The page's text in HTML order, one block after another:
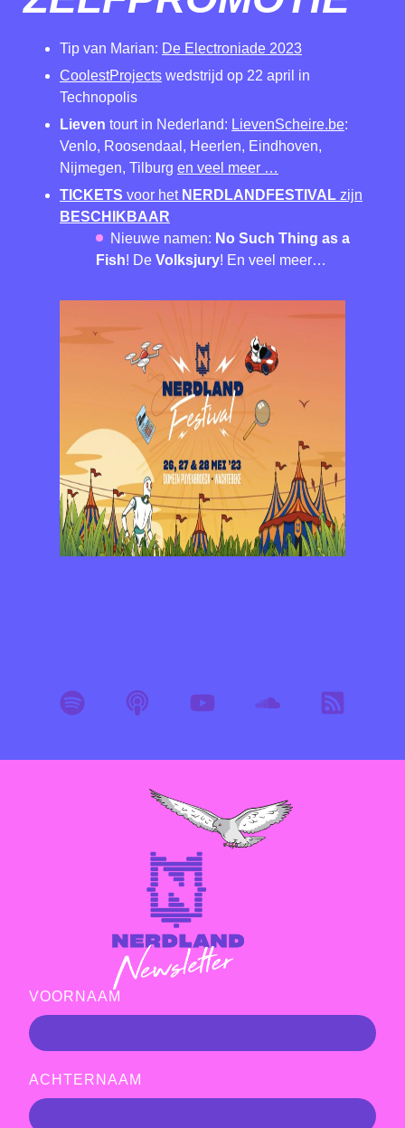
Tip van Marian: De Electroniade 2023
CoolestProjects wedstrijd op 22 april in
Technopolis
Lieven tourt in Nederland: LievenScheire.be:
Venlo, Roosendaal, Heerlen, Eindhoven,
Nijmegen, Tilburg en veel meer …
TICKETS voor het NERDLANDFESTIVAL zijn
BESCHIKBAAR
Nieuwe namen: No Such Thing as a
Fish! De Volksjury! En veel meer…
VOORNAAM
ACHTERNAAM